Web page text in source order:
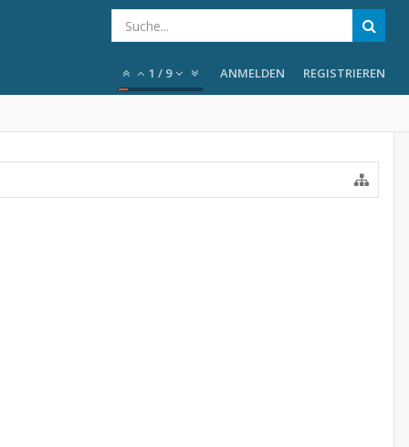
1 / 9 ANMELDEN REGISTRIEREN